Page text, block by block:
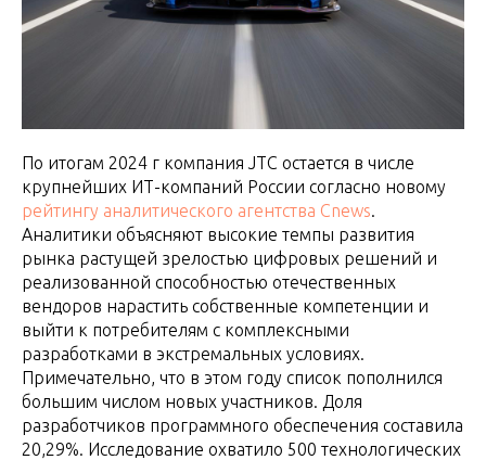
По итогам 2024 г компания JTC остается в числе
крупнейших ИТ-компаний России согласно новому
рейтингу аналитического агентства Cnews.
Аналитики объясняют высокие темпы развития
рынка растущей зрелостью цифровых решений и
реализованной способностью отечественных
вендоров нарастить собственные компетенции и
выйти к потребителям с комплексными
разработками в экстремальных условиях.
Примечательно, что в этом году список пополнился
большим числом новых участников. Доля
разработчиков программного обеспечения составила
20,29%. Исследование охватило 500 технологических